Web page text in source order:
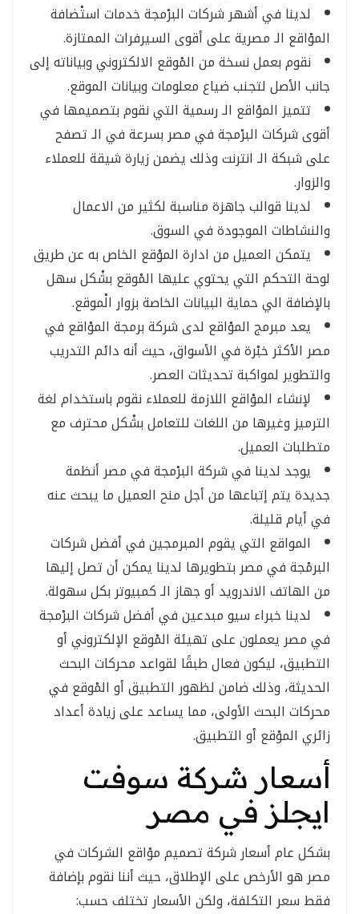
لدينا في أشهر شركات البرْمجة خدمات استْضافة
الموْاقع الـ مصرية على أقوى السيرفرات الممتازة.
نقوم بعمل نسخة من المْوقع الالكتروني وبياناته إلى
جانب الأصل لتجنب ضياع معلومات وبيانات الموقع.
تتميز الموْاقع الـ رسمية التي نقوم بتصميمها في
أقوى شركات البرْمجة في مصر بسرعة في الـ تصفح
على شبكة الـ انترنت وذلك يضمن زيارة شيقة للعملاء
والزوار.
لدينا قوالب جاهزة مناسبة لكثير من الاعمال
والنشاطات الموجودة في السوق.
يتمكن العميل من ادارة الموْقع الخاص به عن طريق
لوحة التحكم التي يحتوي عليها المْوقع بشْكل سهل
بالإضافة الي حماية البيانات الخاصة بزوار الْموقع.
يعد مبرمج الموْاقع لدى شركة برمجة الموْاقع في
مصر الأكثر خبْرة في الأسواق، حيث أنه دائم التدريب
والتطوير لمواكبة تحديثات العصر.
لإنشاء الموْاقع اللازمة للعملاء نقوم باستخدام لغة
الترميز وغيرها من اللغات للتعامل بشْكل محترف مع
متطلبات العميل.
يوجد لدينا في شركة البرْمجة في مصر أنظمة
جديدة يتم إتباعها من أجل منح العميل ما يبحث عنه
في أيام قليلة.
المواقع التي يقوم المبرمجين في أفضل شركات
البرمْجة في مصر بتطويرها لدينا يمكن أن تصل إليها
من الهاتف الاندرويد أو جهاز الـ كمبيوتر بكل سهولة.
لدينا خبراء سيو مبدعين في أفضل شركات البرْمجة
في مصر يعملون على تهيئة المْوقع الإلكتروني أو
التطبيق، ليكون فعال طبقًا لقواعد محركات البحث
الحديثة، وذلك ضامن لظهور التطبيق أو المْوقع في
محركات البحث الأولى، مما يساعد على زيادة أعداد
زائري الموْقع أو التطبيق.
أسعار شركة سوفت
ايجلز في مصر
بشكل عام أسعار شركة تصميم موْاقع الشركات في
مصر هو الأرخص على الإطلاق، حيث أننا نقوم بإضافة
فقط سعر التكلفة، ولكن الأسعار تختلف حسب: